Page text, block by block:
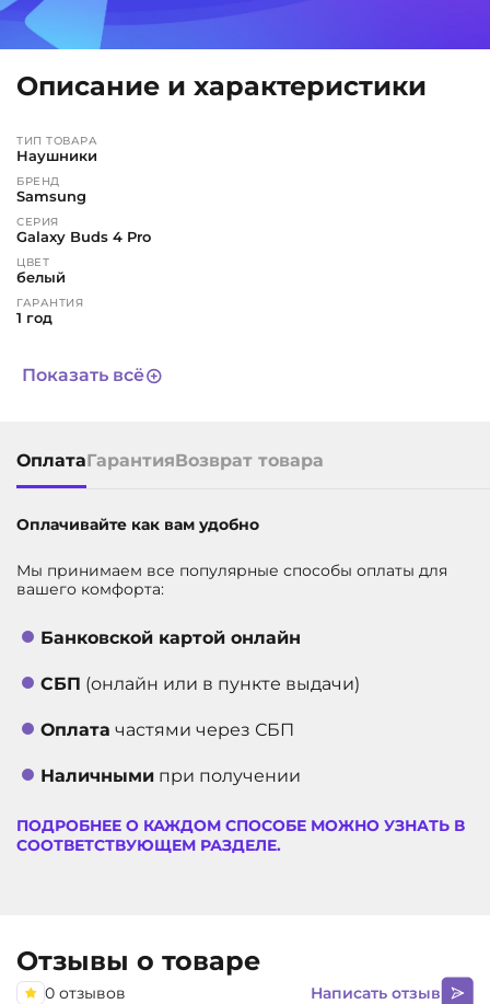
Описание и характеристики
ТИП ТОВАРА
Наушники
БРЕНД
Samsung
СЕРИЯ
Galaxy Buds 4 Pro
ЦВЕТ
белый
ГАРАНТИЯ
1 год
АРТИКУЛ
Показать всё
ОплатаГарантияВозврат товара
Оплачивайте как вам удобно
Мы принимаем все популярные способы оплаты для
вашего комфорта:
Банковской картой онлайн
СБП (онлайн или в пункте выдачи)
Оплата частями через СБП
Наличными при получении
ПОДРОБНЕЕ О КАЖДОМ СПОСОБЕ МОЖНО УЗНАТЬ В
СООТВЕТСТВУЮЩЕМ РАЗДЕЛЕ.
Отзывы о товаре
0 отзывов Написать отзыв